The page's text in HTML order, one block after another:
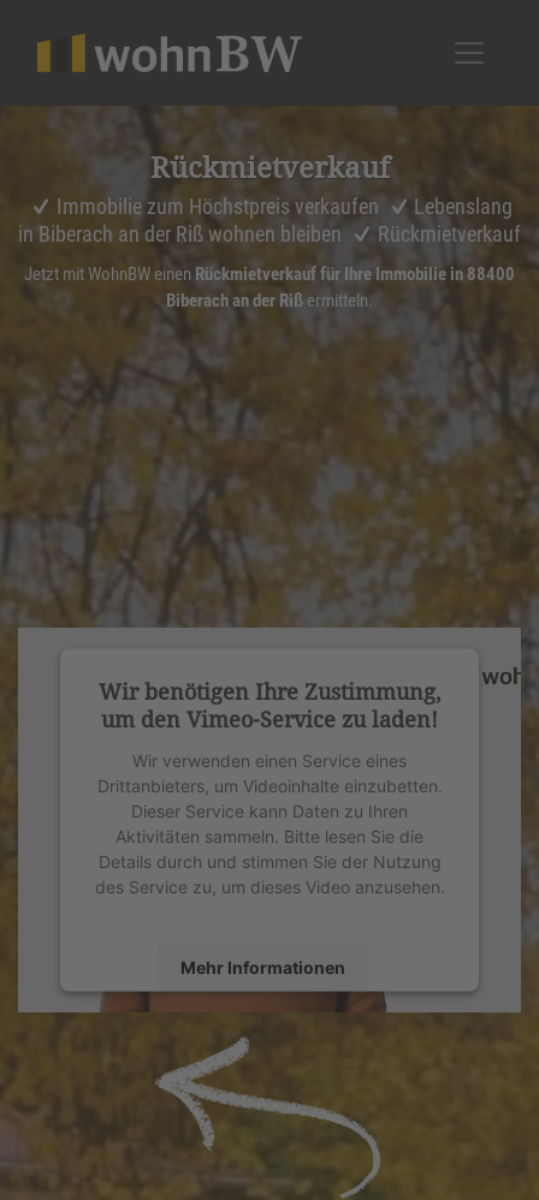
Rückmiet­ver­kauf
Immobilie zum Höchstpreis verkaufen
Lebenslang
in Biberach an der Riß wohnen bleiben
Rückmietverkauf
Jetzt mit WohnBW einen Rückmietverkauf für Ihre Immobilie in 88400
Biberach an der Riß ermitteln.
Wir benötigen Ihre Zustimmung,
um den Vimeo-Service zu laden!
Wir verwenden einen Service eines
Drittanbieters, um Videoinhalte einzubetten.
Dieser Service kann Daten zu Ihren
Aktivitäten sammeln. Bitte lesen Sie die
Details durch und stimmen Sie der Nutzung
des Service zu, um dieses Video anzusehen.
Mehr Informationen
powered by
Management Platform